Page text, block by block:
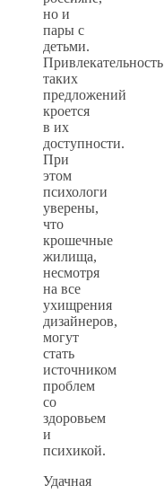
но и
пары с
детьми.
Привлекательность
таких
предложений
кроется
в их
доступности.
При
этом
психологи
уверены,
что
крошечные
жилища,
несмотря
на все
ухищрения
дизайнеров,
могут
стать
источником
проблем
со
здоровьем
и
психикой.
Удачная